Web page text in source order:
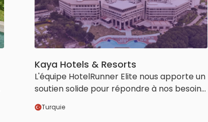
Kaya Hotels & Resorts
L'équipe HotelRunner Elite nous apporte un
soutien solide pour répondre à nos besoins.
Sa capacité à aller au-delà de nos
demandes et à proposer de manière
Turquie